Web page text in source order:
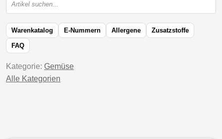
Warenkatalog E-Nummern Allergene Zusatzstoffe
FAQ
Kategorie: Gemüse
Alle Kategorien